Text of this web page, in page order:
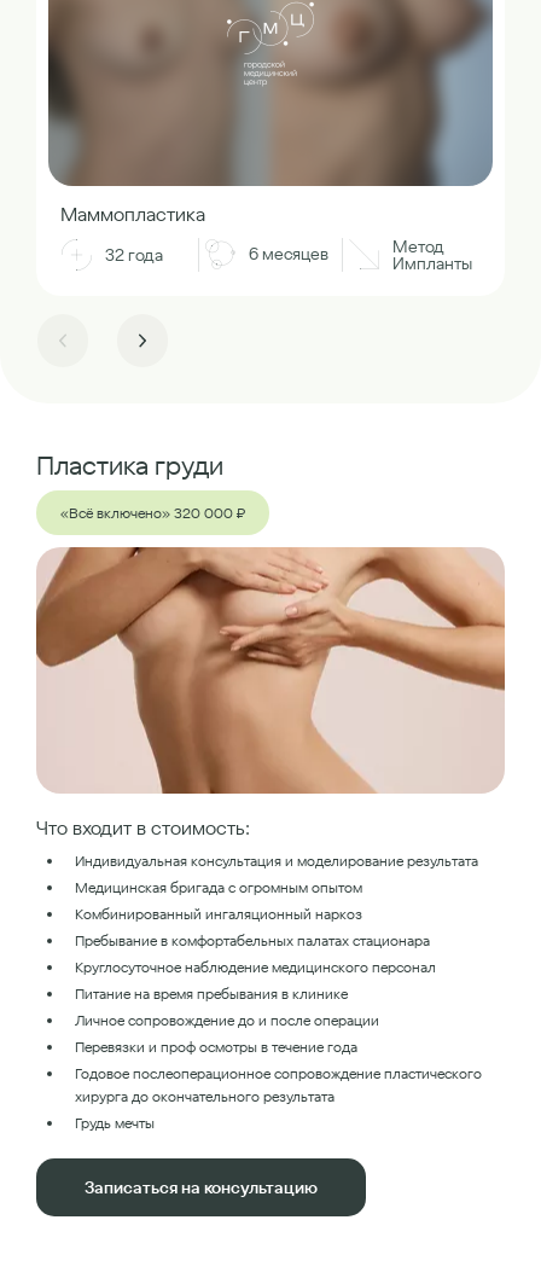
Маммопластика
32 года 6 месяцев Метод
Импланты
Пластика груди
«Всё включено» 320 000 ₽
Что входит в стоимость:
Индивидуальная консультация и моделирование результата
Медицинская бригада с огромным опытом
Комбинированный ингаляционный наркоз
Пребывание в комфортабельных палатах стационара
Круглосуточное наблюдение медицинского персонал
Питание на время пребывания в клинике
Личное сопровождение до и после операции
Перевязки и проф осмотры в течение года
Годовое послеоперационное сопровождение пластического
хирурга до окончательного результата
Грудь мечты
Записаться на консультацию